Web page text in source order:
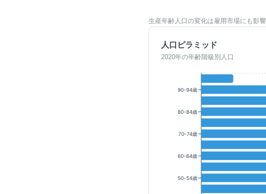
生産年齢人口の変化は雇用市場にも影
人口ピラミッド
2020年の年齢階級別人口
90-94歳
80-84歳
70-74歳
60-64歳
50-54歳